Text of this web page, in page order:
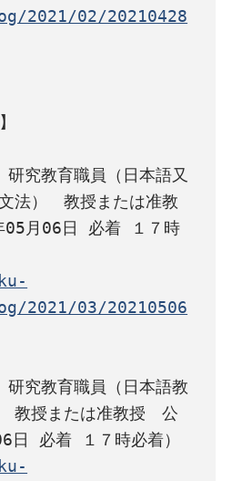
2021/02/20210428
究教育職員（日本語又
法）　教授または准教
05月06日 必着 １７時
2021/03/20210506
研究教育職員（日本語教
教授または准教授　公